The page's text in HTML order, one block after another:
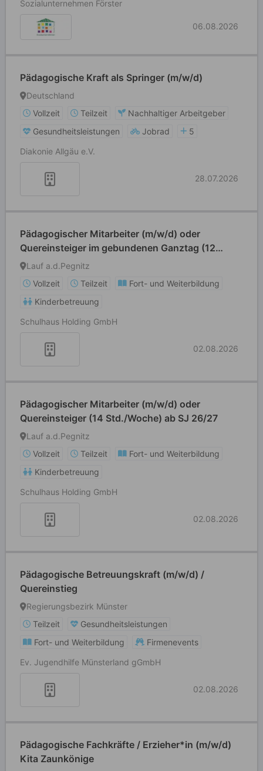
Sozialunternehmen Förster
06.08.2026
Pädagogische Kraft als Springer (m/w/d)
Deutschland
Vollzeit
Teilzeit
Nachhaltiger Arbeitgeber
Gesundheitsleistungen
Jobrad
5
Diakonie Allgäu e.V.
28.07.2026
Pädagogischer Mitarbeiter (m/w/d) oder
Quereinsteiger im gebundenen Ganztag (12
Std./Woche)
Lauf a.d.Pegnitz
Vollzeit
Teilzeit
Fort- und Weiterbildung
Kinderbetreuung
Schulhaus Holding GmbH
02.08.2026
Pädagogischer Mitarbeiter (m/w/d) oder
Quereinsteiger (14 Std./Woche) ab SJ 26/27
Lauf a.d.Pegnitz
Vollzeit
Teilzeit
Fort- und Weiterbildung
Kinderbetreuung
Schulhaus Holding GmbH
02.08.2026
Pädagogische Betreuungskraft (m/w/d) /
Quereinstieg
Regierungsbezirk Münster
Teilzeit
Gesundheitsleistungen
Fort- und Weiterbildung
Firmenevents
Ev. Jugendhilfe Münsterland gGmbH
02.08.2026
Pädagogische Fachkräfte / Erzieher*in (m/w/d)
Kita Zaunkönige